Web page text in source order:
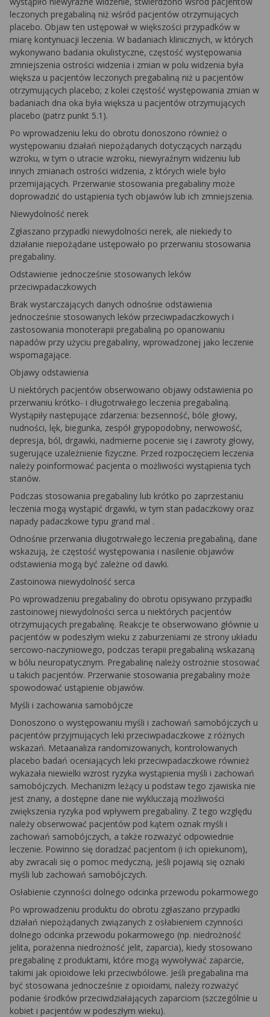
leczonych pregabaliną niż wśród pacjentów otrzymujących
placebo. Objaw ten ustępował w większości przypadków w
miarę kontynuacji leczenia. W badaniach klinicznych, w których
wykonywano badania okulistyczne, częstość występowania
zmniejszenia ostrości widzenia i zmian w polu widzenia była
większa u pacjentów leczonych pregabaliną niż u pacjentów
otrzymujących placebo; z kolei częstość występowania zmian w
badaniach dna oka była większa u pacjentów otrzymujących
placebo (patrz punkt 5.1).
Po wprowadzeniu leku do obrotu donoszono również o
występowaniu działań niepożądanych dotyczących narządu
wzroku, w tym o utracie wzroku, niewyraźnym widzeniu lub
innych zmianach ostrości widzenia, z których wiele było
przemijających. Przerwanie stosowania pregabaliny może
doprowadzić do ustąpienia tych objawów lub ich zmniejszenia.
Niewydolność nerek
Zgłaszano przypadki niewydolności nerek, ale niekiedy to
działanie niepożądane ustępowało po przerwaniu stosowania
pregabaliny.
Odstawienie jednocześnie stosowanych leków
przeciwpadaczkowych
Brak wystarczających danych odnośnie odstawienia
jednocześnie stosowanych leków przeciwpadaczkowych i
zastosowania monoterapii pregabaliną po opanowaniu
napadów przy użyciu pregabaliny, wprowadzonej jako leczenie
wspomagające.
Objawy odstawienia
U niektórych pacjentów obserwowano objawy odstawienia po
przerwaniu krótko- i długotrwałego leczenia pregabaliną.
Wystąpiły następujące zdarzenia: bezsenność, bóle głowy,
nudności, lęk, biegunka, zespół grypopodobny, nerwowość,
depresja, ból, drgawki, nadmierne pocenie się i zawroty głowy,
sugerujące uzależnienie fizyczne. Przed rozpoczęciem leczenia
należy poinformować pacjenta o możliwości wystąpienia tych
stanów.
Podczas stosowania pregabaliny lub krótko po zaprzestaniu
leczenia mogą wystąpić drgawki, w tym stan padaczkowy oraz
napady padaczkowe typu grand mal .
Odnośnie przerwania długotrwałego leczenia pregabaliną, dane
wskazują, że częstość występowania i nasilenie objawów
odstawienia mogą być zależne od dawki.
Zastoinowa niewydolność serca
Po wprowadzeniu pregabaliny do obrotu opisywano przypadki
zastoinowej niewydolności serca u niektórych pacjentów
otrzymujących pregabalinę. Reakcje te obserwowano głównie u
pacjentów w podeszłym wieku z zaburzeniami ze strony układu
sercowo-naczyniowego, podczas terapii pregabaliną wskazaną
w bólu neuropatycznym. Pregabalinę należy ostrożnie stosować
u takich pacjentów. Przerwanie stosowania pregabaliny może
spowodować ustąpienie objawów.
Myśli i zachowania samobójcze
Donoszono o występowaniu myśli i zachowań samobójczych u
pacjentów przyjmujących leki przeciwpadaczkowe z różnych
wskazań. Metaanaliza randomizowanych, kontrolowanych
placebo badań oceniających leki przeciwpadaczkowe również
wykazała niewielki wzrost ryzyka wystąpienia myśli i zachowań
samobójczych. Mechanizm leżący u podstaw tego zjawiska nie
jest znany, a dostępne dane nie wykluczają możliwości
zwiększenia ryzyka pod wpływem pregabaliny. Z tego względu
należy obserwować pacjentów pod kątem oznak myśli i
zachowań samobójczych, a także rozważyć odpowiednie
leczenie. Powinno się doradzać pacjentom (i ich opiekunom),
aby zwracali się o pomoc medyczną, jeśli pojawią się oznaki
myśli lub zachowań samobójczych.
Osłabienie czynności dolnego odcinka przewodu pokarmowego
Po wprowadzeniu produktu do obrotu zgłaszano przypadki
działań niepożądanych związanych z osłabieniem czynności
dolnego odcinka przewodu pokarmowego (np. niedrożność
jelita, porażenna niedrożność jelit, zaparcia), kiedy stosowano
pregabalinę z produktami, które mogą wywoływać zaparcie,
takimi jak opioidowe leki przeciwbólowe. Jeśli pregabalina ma
być stosowana jednocześnie z opioidami, należy rozważyć
podanie środków przeciwdziałających zaparciom (szczególnie u
kobiet i pacjentów w podeszłym wieku).